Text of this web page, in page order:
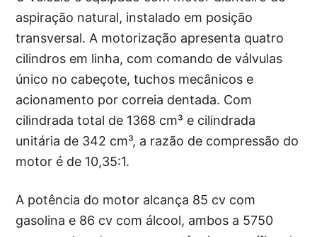
aspiração natural, instalado em posição
transversal. A motorização apresenta quatro
cilindros em linha, com comando de válvulas
único no cabeçote, tuchos mecânicos e
acionamento por correia dentada. Com
cilindrada total de 1368 cm³ e cilindrada
unitária de 342 cm³, a razão de compressão do
motor é de 10,35:1.
A potência do motor alcança 85 cv com
gasolina e 86 cv com álcool, ambos a 5750